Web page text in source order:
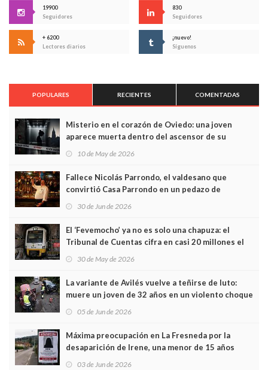
19900
Seguidores
830
Seguidores
+ 6200
Lectores diarios
¡nuevo!
Síguenos
POPULARES RECIENTES COMENTADAS
Misterio en el corazón de Oviedo: una joven
aparece muerta dentro del ascensor de su
edificio y las cámaras captan sus últimos minutos
10 de May de 2026
Fallece Nicolás Parrondo, el valdesano que
convirtió Casa Parrondo en un pedazo de
Asturias en Madrid
30 de Jun de 2026
El ‘Fevemocho’ ya no es solo una chapuza: el
Tribunal de Cuentas cifra en casi 20 millones el
sobrecoste de los trenes que no cabían por los
30 de May de 2026
La variante de Avilés vuelve a teñirse de luto:
muere un joven de 32 años en un violento choque
frontal
05 de Jun de 2026
Máxima preocupación en La Fresneda por la
desaparición de Irene, una menor de 15 años
03 de Jun de 2026